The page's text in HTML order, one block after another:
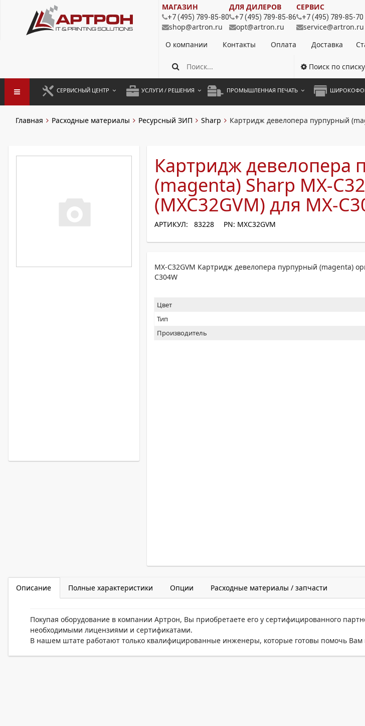
МАГАЗИН
+7 (495) 789-85-80
shop@artron.ru
ДЛЯ ДИЛЕРОВ
+7 (495) 789-85-86
opt@artron.ru
СЕРВИС
+7 (495) 789-85-70
service@artron.ru
О компании
Контакты Оплата Доставка
Поиск по списку
СЕРВИСНЫЙ ЦЕНТР УСЛУГИ / РЕШЕНИЯ
АРЕНДА ОБОРУДОВАНИЯ
ПРОМЫШЛЕННАЯ ПЕЧАТЬ
Главная Расходные материалы Ресурсный ЗИП Sharp Картридж девелопера пурпурный
Картридж девелопера
(magenta) Sharp MX-
(MXC32GVM) для MX-
АРТИКУЛ: 83228 PN: MXC32GVM
MX-C32GVM Картридж девелопера пурпурный (magenta)
C304W
Цвет
Тип
Производитель
Описание Полные характеристики Опции Расходные материалы / запчасти
Покупая оборудование в компании Артрон, Вы приобретаете его у сертифицированного
необходимыми лицензиями и сертификатами.
В нашем штате работают только квалифицированные инженеры, которые готовы помочь Вам